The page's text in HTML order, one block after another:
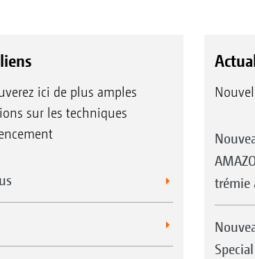
ici de plus amples
sur les techniques
trémie